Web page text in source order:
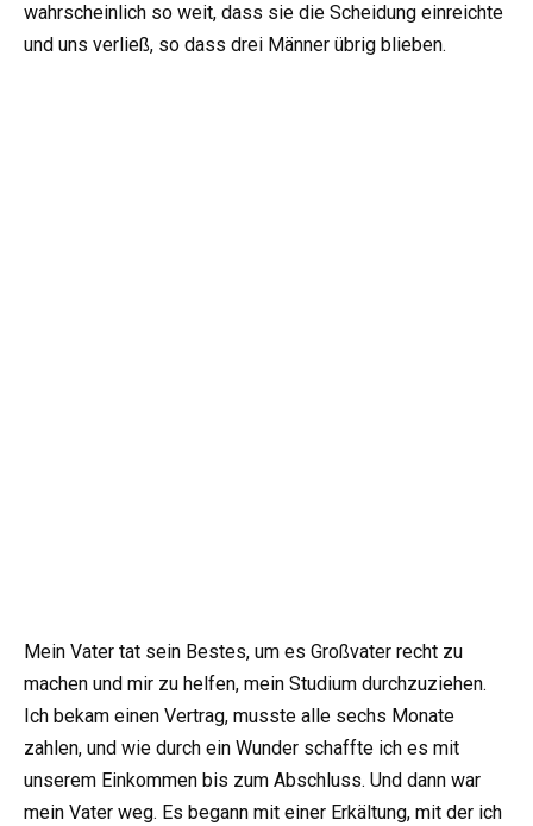
wahrscheinlich so weit, dass sie die Scheidung einreichte
und uns verließ, so dass drei Männer übrig blieben.
Mein Vater tat sein Bestes, um es Großvater recht zu
machen und mir zu helfen, mein Studium durchzuziehen.
Ich bekam einen Vertrag, musste alle sechs Monate
zahlen, und wie durch ein Wunder schaffte ich es mit
unserem Einkommen bis zum Abschluss. Und dann war
mein Vater weg. Es begann mit einer Erkältung, mit der ich